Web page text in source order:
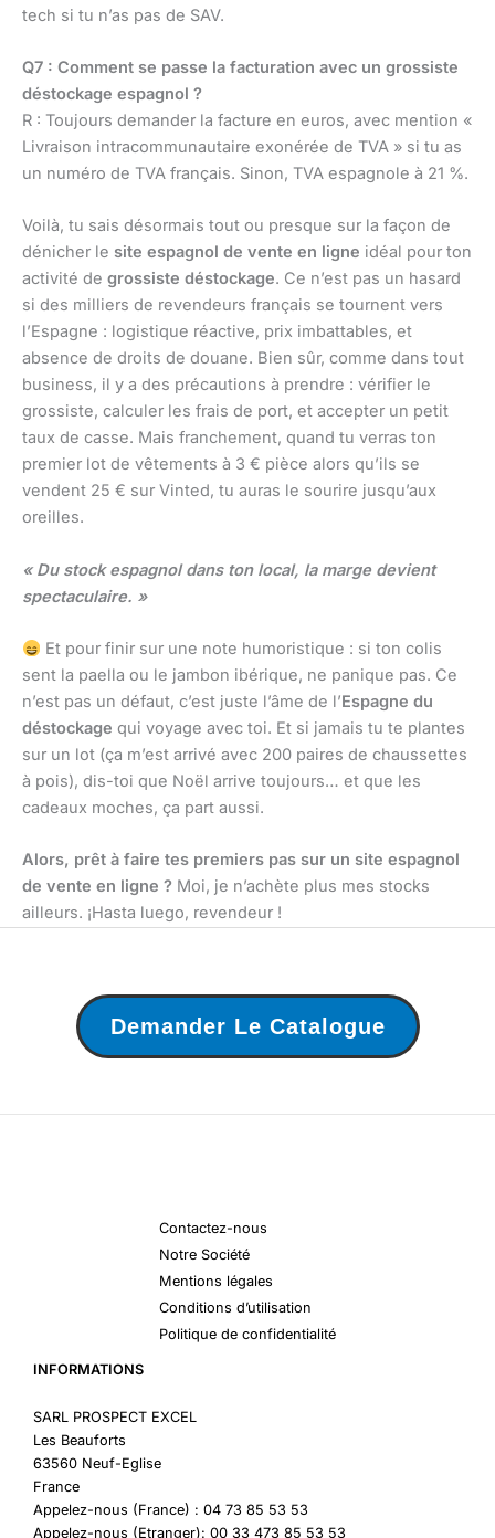
tech si tu n’as pas de SAV.
Q7 : Comment se passe la facturation avec un grossiste
déstockage espagnol ?
R : Toujours demander la facture en euros, avec mention «
Livraison intracommunautaire exonérée de TVA » si tu as
un numéro de TVA français. Sinon, TVA espagnole à 21 %.
Voilà, tu sais désormais tout ou presque sur la façon de
dénicher le site espagnol de vente en ligne idéal pour ton
activité de grossiste déstockage. Ce n’est pas un hasard
si des milliers de revendeurs français se tournent vers
l’Espagne : logistique réactive, prix imbattables, et
absence de droits de douane. Bien sûr, comme dans tout
business, il y a des précautions à prendre : vérifier le
grossiste, calculer les frais de port, et accepter un petit
taux de casse. Mais franchement, quand tu verras ton
premier lot de vêtements à 3 € pièce alors qu’ils se
vendent 25 € sur Vinted, tu auras le sourire jusqu’aux
oreilles.
« Du stock espagnol dans ton local, la marge devient
spectaculaire. »
Et pour finir sur une note humoristique : si ton colis
sent la paella ou le jambon ibérique, ne panique pas. Ce
n’est pas un défaut, c’est juste l’âme de l’Espagne du
déstockage qui voyage avec toi. Et si jamais tu te plantes
sur un lot (ça m’est arrivé avec 200 paires de chaussettes
à pois), dis-toi que Noël arrive toujours… et que les
cadeaux moches, ça part aussi.
Alors, prêt à faire tes premiers pas sur un site espagnol
de vente en ligne ? Moi, je n’achète plus mes stocks
ailleurs. ¡Hasta luego, revendeur !
Demander Le Catalogue
Contactez-nous
Notre Société
Mentions légales
Conditions d’utilisation
Politique de confidentialité
INFORMATIONS
SARL PROSPECT EXCEL
Les Beauforts
63560 Neuf-Eglise
France
Appelez-nous (France) : 04 73 85 53 53
Appelez-nous (Etranger): 00 33 473 85 53 53